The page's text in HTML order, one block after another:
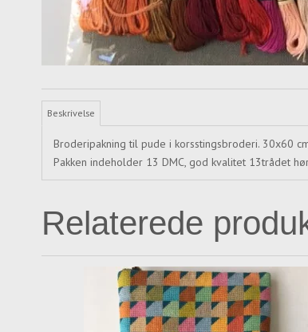
Beskrivelse
Broderipakning til pude i korsstingsbroderi. 30x60
Pakken indeholder 13 DMC, god kvalitet 13trådet
Relaterede